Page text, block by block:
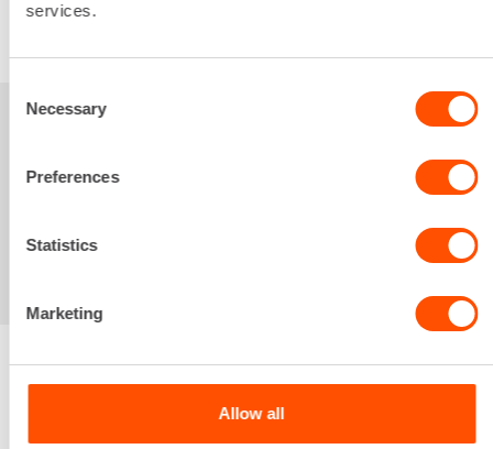
services.
Selection
Necessary
Preferences
Statistics
Marketing
Allow all
Renta palvelee